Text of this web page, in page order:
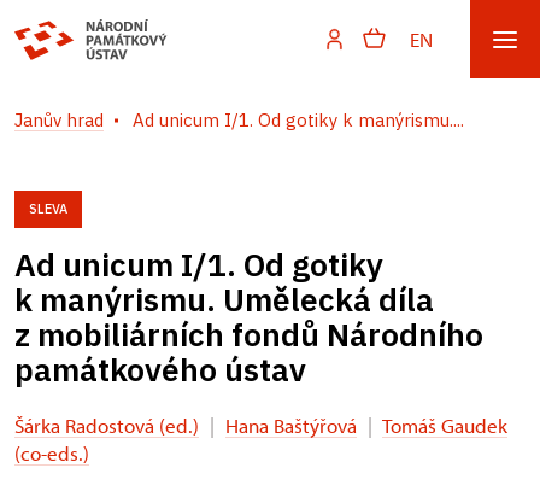
EN
Janův hrad Ad unicum I/1. Od gotiky k manýrismu....
SLEVA
Ad unicum I/1. Od gotiky
k manýrismu. Umělecká díla
z mobiliárních fondů Národního
památkového ústav
Šárka Radostová (ed.) | Hana Baštýřová | Tomáš Gaudek
(co-eds.)